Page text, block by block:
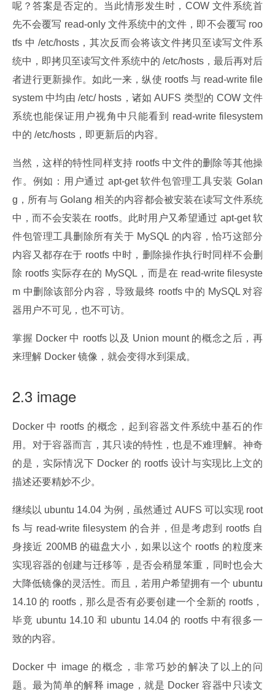
呢？答案是否定的。当此情形发生时，COW 文件系统首
先不会覆写 read-only 文件系统中的文件，即不会覆写 roo
tfs 中 /etc/hosts，其次反而会将该文件拷贝至读写文件系
统中，即拷贝至读写文件系统中的 /etc/hosts，最后再对后
者进行更新操作。如此一来，纵使 rootfs 与 read-write file
system 中均由 /etc/ hosts，诸如 AUFS 类型的 COW 文件
系统也能保证用户视角中只能看到 read-write filesystem
中的 /etc/hosts，即更新后的内容。
当然，这样的特性同样支持 rootfs 中文件的删除等其他操
作。例如：用户通过 apt-get 软件包管理工具安装 Golan
g，所有与 Golang 相关的内容都会被安装在读写文件系统
中，而不会安装在 rootfs。此时用户又希望通过 apt-get 软
件包管理工具删除所有关于 MySQL 的内容，恰巧这部分
内容又都存在于 rootfs 中时，删除操作执行时同样不会删
除 rootfs 实际存在的 MySQL，而是在 read-write filesyste
m 中删除该部分内容，导致最终 rootfs 中的 MySQL 对容
器用户不可见，也不可访。
掌握 Docker 中 rootfs 以及 Union mount 的概念之后，再
来理解 Docker 镜像，就会变得水到渠成。
2.3 image
Docker 中 rootfs 的概念，起到容器文件系统中基石的作
用。对于容器而言，其只读的特性，也是不难理解。神奇
的是，实际情况下 Docker 的 rootfs 设计与实现比上文的
描述还要精妙不少。
继续以 ubuntu 14.04 为例，虽然通过 AUFS 可以实现 root
fs 与 read-write filesystem 的合并，但是考虑到 rootfs 自
身接近 200MB 的磁盘大小，如果以这个 rootfs 的粒度来
实现容器的创建与迁移等，是否会稍显笨重，同时也会大
大降低镜像的灵活性。而且，若用户希望拥有一个 ubuntu
14.10 的 rootfs，那么是否有必要创建一个全新的 rootfs，
毕竟 ubuntu 14.10 和 ubuntu 14.04 的 rootfs 中有很多一
致的内容。
Docker 中 image 的概念，非常巧妙的解决了以上的问
题。最为简单的解释 image，就是 Docker 容器中只读文